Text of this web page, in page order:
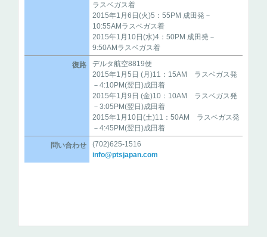
ラスベガス着
2015年1月6日(火)5：55PM 成田発－
10:55AMラスベガス着
2015年1月10日(水)4：50PM 成田発－
9:50AMラスベガス着
復路
デルタ航空8819便
2015年1月5日 (月)11：15AM ラスベガス発
－4:10PM(翌日)成田着
2015年1月9日 (金)10：10AM ラスベガス発
－3:05PM(翌日)成田着
2015年1月10日(土)11：50AM ラスベガス発
－4:45PM(翌日)成田着
問い合わせ
(702)625-1516
info@ptsjapan.com